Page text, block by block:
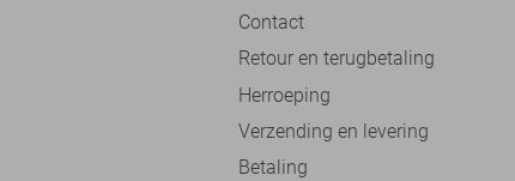
Contact
Retour en terugbetaling
Herroeping
Verzending en levering
Betaling